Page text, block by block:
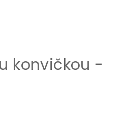
konvičkou -